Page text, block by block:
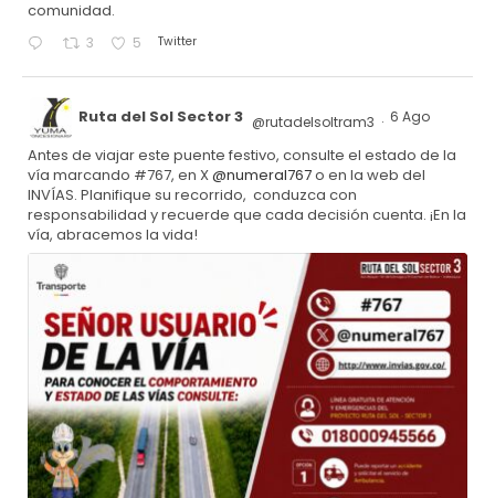
comunidad.
3 5 Twitter
Ruta del Sol Sector 3 @rutadelsoltram3 · 6 Ago
Antes de viajar este puente festivo, consulte el estado de la
vía marcando #767, en X@numeral767o en la web del
INVÍAS. Planifique su recorrido, conduzca con
responsabilidad y recuerde que cada decisión cuenta. ¡En la
vía, abracemos la vida!